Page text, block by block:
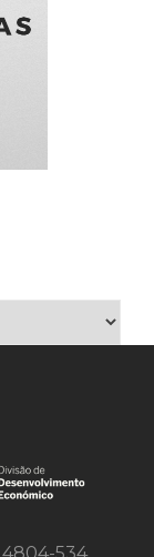
4804-534